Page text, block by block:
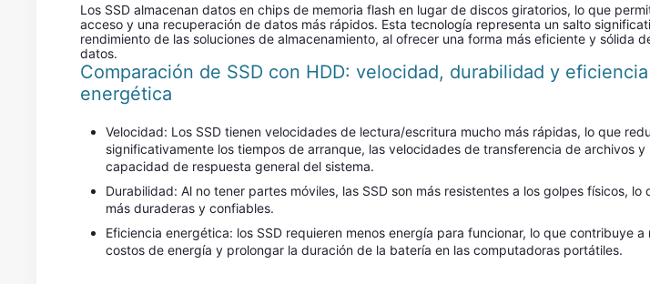
Los SSD almacenan datos en chips de memoria flash en lugar de discos giratorios, lo que
acceso y una recuperación de datos más rápidos. Esta tecnología representa un salto
rendimiento de las soluciones de almacenamiento, al ofrecer una forma más eficiente y sólida
datos.
Comparación de SSD con HDD: velocidad, durabilidad y eficiencia
energética
Velocidad: Los SSD tienen velocidades de lectura/escritura mucho más rápidas, lo que
significativamente los tiempos de arranque, las velocidades de transferencia de archivos y
capacidad de respuesta general del sistema.
Durabilidad: Al no tener partes móviles, las SSD son más resistentes a los golpes físicos, lo
más duraderas y confiables.
Eficiencia energética: los SSD requieren menos energía para funcionar, lo que contribuye a
costos de energía y prolongar la duración de la batería en las computadoras portátiles.